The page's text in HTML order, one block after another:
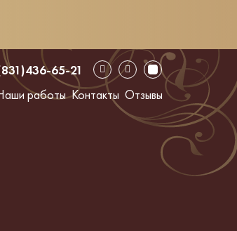
65-21
работы Контакты Отзывы